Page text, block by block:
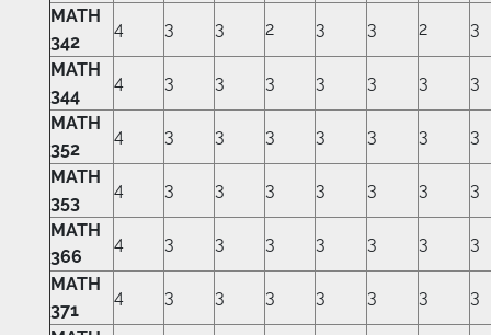
MATH
342
4 3 3 2 3 3 2
3
MATH
344
4 3 3 3 3 3 3
3
MATH
352
4 3 3 3 3 3 3
3
MATH
353
4 3 3 3 3 3 3
3
MATH
366
4 3 3 3 3 3 3
3
MATH
371
4 3 3 3 3 3 3
3